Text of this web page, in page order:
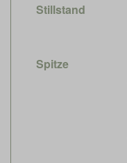
Stillstand
Spitze